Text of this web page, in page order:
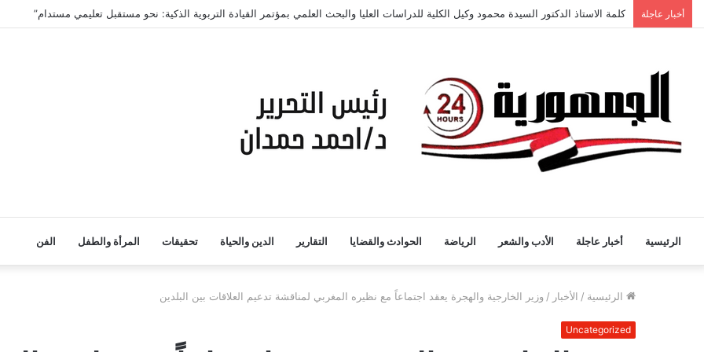
أخبار عاجلة
الرئيسية أخبار عاجلة الأدب والشعر الرياضة الحوادث والقضايا التقارير الدين والحياة تحقيقات المرأة والطفل الفن
الرئيسية / الأخبار / وزير الخارجية والهجرة يعقد اجتماعاً مع نظيره المغربي لمناقشة تدعيم العلاقات بين البلدين
Uncategorized